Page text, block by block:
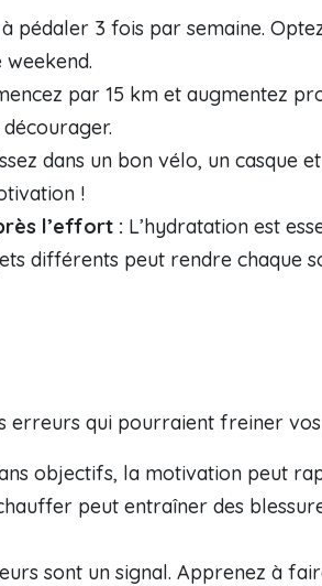
pédaler 3 fois par semaine.
par 15 km et augmentez
dans un bon vélo, un casque
!
l’effort : L’hydratation est
différents peut rendre chaque
erreurs qui pourraient freiner
objectifs, la motivation peut
peut entraîner des
sont un signal. Apprenez à